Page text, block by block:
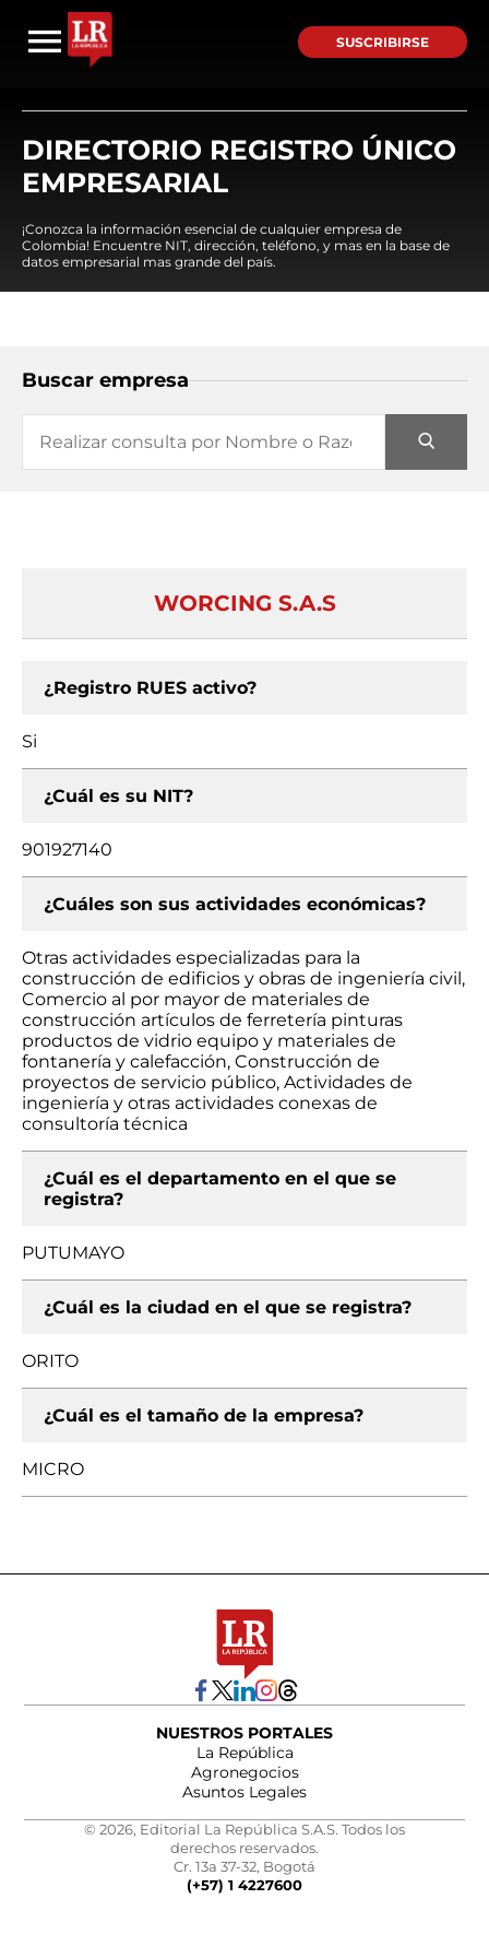
SUSCRIBIRSE
DIRECTORIO REGISTRO ÚNICO
EMPRESARIAL
¡Conozca la información esencial de cualquier empresa de
Colombia! Encuentre NIT, dirección, teléfono, y mas en la base de
datos empresarial mas grande del país.
Buscar empresa
WORCING S.A.S
¿Registro RUES activo?
Si
¿Cuál es su NIT?
901927140
¿Cuáles son sus actividades económicas?
Otras actividades especializadas para la
construcción de edificios y obras de ingeniería civil,
Comercio al por mayor de materiales de
construcción artículos de ferretería pinturas
productos de vidrio equipo y materiales de
fontanería y calefacción, Construcción de
proyectos de servicio público, Actividades de
ingeniería y otras actividades conexas de
consultoría técnica
¿Cuál es el departamento en el que se
registra?
PUTUMAYO
¿Cuál es la ciudad en el que se registra?
ORITO
¿Cuál es el tamaño de la empresa?
MICRO
NUESTROS PORTALES
La República
Agronegocios
Asuntos Legales
© 2026, Editorial La República S.A.S. Todos los
derechos reservados.
Cr. 13a 37-32, Bogotá
(+57) 1 4227600